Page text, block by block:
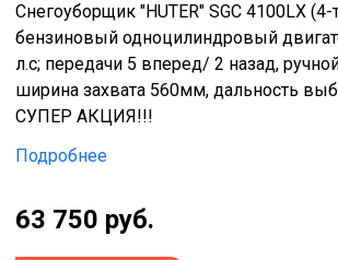
Снегоуборщик "HUTER" SGC 4100LX
бензиновый одноцилиндровый
л.с; передачи 5 вперед/ 2 назад,
ширина захвата 560мм, дальность
СУПЕР АКЦИЯ!!!
Подробнее
63 750 руб.